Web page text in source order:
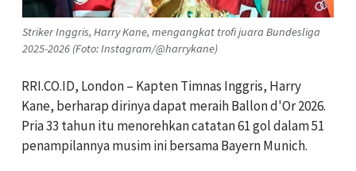
Striker Inggris, Harry Kane, mengangkat trofi juara Bundesliga
2025-2026 (Foto: Instagram/@harrykane)
RRI.CO.ID, London – Kapten Timnas Inggris, Harry
Kane, berharap dirinya dapat meraih Ballon d'Or 2026.
Pria 33 tahun itu menorehkan catatan 61 gol dalam 51
penampilannya musim ini bersama Bayern Munich.